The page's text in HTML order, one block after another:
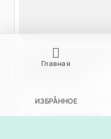
Главная
ИЗБРАННОЕ